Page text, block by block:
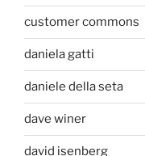
customer commons
daniela gatti
daniele della seta
dave winer
david isenberg